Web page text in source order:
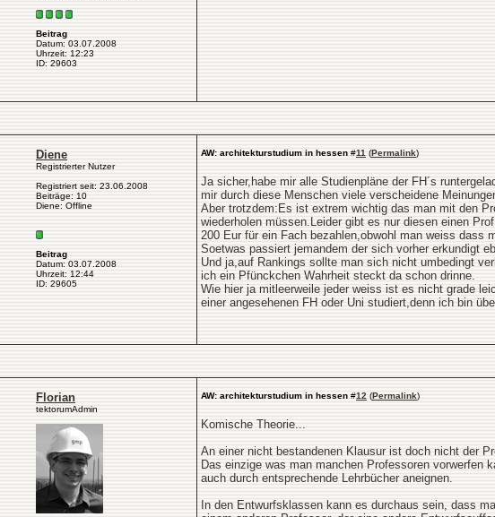
Beitrag
Datum: 03.07.2008
Uhrzeit: 12:23
ID: 29603
Diene
Registrierter Nutzer
Registriert seit: 23.06.2008
Beiträge: 10
Diene: Offline
Beitrag
Datum: 03.07.2008
Uhrzeit: 12:44
ID: 29605
AW: architekturstudium in hessen #11 (Permalink)
Ja sicher,habe mir alle Studienpläne der FH´s
mir durch diese Menschen viele verscheidene
Aber trotzdem:Es ist extrem wichtig das man mit den
wiederholen müssen.Leider gibt es nur diesen einen
200 Eur für ein Fach bezahlen,obwohl man weiss dass
Soetwas passiert jemandem der sich vorher erkundigt
Und ja,auf Rankings sollte man sich nicht umbedingt
ich ein Pfünckchen Wahrheit steckt da schon drinne.
Wie hier ja mitleerweile jeder weiss ist es nicht grade
einer angesehenen FH oder Uni studiert,denn ich bin
Florian
tektorumAdmin
AW: architekturstudium in hessen #12 (Permalink)
Komische Theorie...
An einer nicht bestandenen Klausur ist doch nicht der
Das einzige was man manchen Professoren
auch durch entsprechende Lehrbücher aneignen.
In den Entwurfsklassen kann es durchaus sein, dass